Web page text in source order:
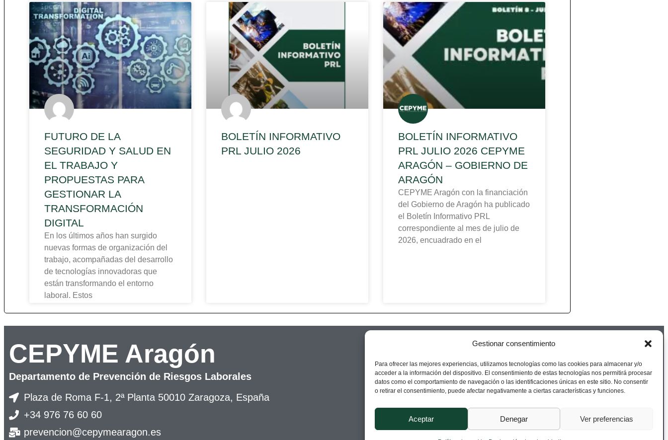
Gestionar consentimiento
Para ofrecer las mejores experiencias, utilizamos tecnologías como las cookies para almacenar y/o
acceder a la información del dispositivo. El consentimiento de estas tecnologías nos permitirá procesar
datos como el comportamiento de navegación o las identificaciones únicas en este sitio. No consentir
o retirar el consentimiento, puede afectar negativamente a ciertas características y funciones.
Aceptar Denegar Ver preferencias
FUTURO DE LA
SEGURIDAD Y SALUD EN
EL TRABAJO Y
PROPUESTAS PARA
GESTIONAR LA
TRANSFORMACIÓN
DIGITAL
En los últimos años han surgido
nuevas formas de organización del
trabajo, acompañadas del desarrollo
de tecnologías innovadoras que
están transformando el entorno
laboral. Estos
BOLETÍN INFORMATIVO
PRL JULIO 2026
BOLETÍN INFORMATIVO
PRL JULIO 2026 CEPYME
ARAGÓN – GOBIERNO DE
ARAGÓN
CEPYME Aragón con la financiación
del Gobierno de Aragón ha publicado
el Boletín Informativo PRL
correspondiente al mes de julio de
2026, encuadrado en el
CEPYME Aragón
Departamento de Prevención de Riesgos Laborales
Plaza de Roma F-1, 2ª Planta 50010 Zaragoza, España
+34 976 76 60 60
prevencion@cepymearagon.es